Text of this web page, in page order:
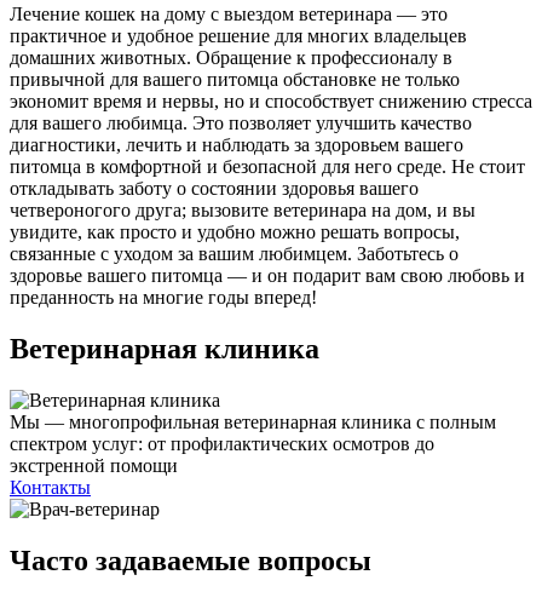
Лечение кошек на дому с выездом ветеринара — это
практичное и удобное решение для многих владельцев
домашних животных. Обращение к профессионалу в
привычной для вашего питомца обстановке не только
экономит время и нервы, но и способствует снижению стресса
для вашего любимца. Это позволяет улучшить качество
диагностики, лечить и наблюдать за здоровьем вашего
питомца в комфортной и безопасной для него среде. Не стоит
откладывать заботу о состоянии здоровья вашего
четвероногого друга; вызовите ветеринара на дом, и вы
увидите, как просто и удобно можно решать вопросы,
связанные с уходом за вашим любимцем. Заботьтесь о
здоровье вашего питомца — и он подарит вам свою любовь и
преданность на многие годы вперед!
Ветеринарная клиника
Мы — многопрофильная ветеринарная клиника с полным
спектром услуг: от профилактических осмотров до
экстренной помощи
Контакты
Часто задаваемые вопросы